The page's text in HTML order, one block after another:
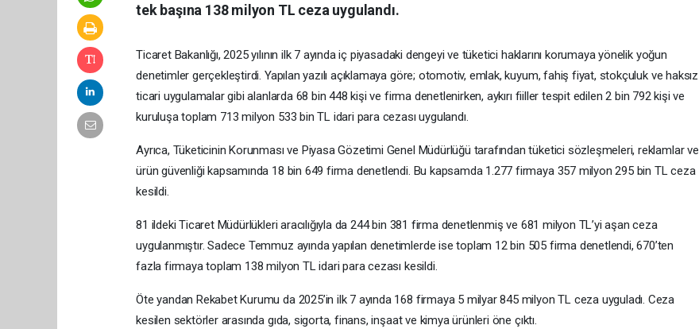
tek başına 138 milyon TL ceza uygulandı.
Ticaret Bakanlığı, 2025 yılının ilk 7 ayında iç piyasadaki dengeyi ve tüketici haklarını korumaya yönelik yoğun
denetimler gerçekleştirdi. Yapılan yazılı açıklamaya göre; otomotiv, emlak, kuyum, fahiş fiyat, stokçuluk ve haksız
ticari uygulamalar gibi alanlarda 68 bin 448 kişi ve firma denetlenirken, aykırı fiiller tespit edilen 2 bin 792 kişi ve
kuruluşa toplam 713 milyon 533 bin TL idari para cezası uygulandı.
Ayrıca, Tüketicinin Korunması ve Piyasa Gözetimi Genel Müdürlüğü tarafından tüketici sözleşmeleri, reklamlar ve
ürün güvenliği kapsamında 18 bin 649 firma denetlendi. Bu kapsamda 1.277 firmaya 357 milyon 295 bin TL ceza
kesildi.
81 ildeki Ticaret Müdürlükleri aracılığıyla da 244 bin 381 firma denetlenmiş ve 681 milyon TL’yi aşan ceza
uygulanmıştır. Sadece Temmuz ayında yapılan denetimlerde ise toplam 12 bin 505 firma denetlendi, 670’ten
fazla firmaya toplam 138 milyon TL idari para cezası kesildi.
Öte yandan Rekabet Kurumu da 2025’in ilk 7 ayında 168 firmaya 5 milyar 845 milyon TL ceza uyguladı. Ceza
kesilen sektörler arasında gıda, sigorta, finans, inşaat ve kimya ürünleri öne çıktı.